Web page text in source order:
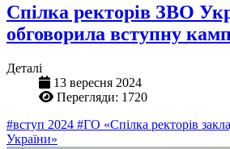
Спілка ректорів ЗВО
обговорила вступну
Деталі
13 вересня 2024
Перегляди: 1720
#вступ 2024 #ГО «Спілка ректорів
України»